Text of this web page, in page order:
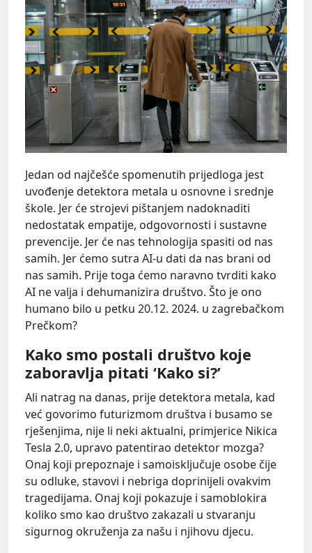
Jedan od najčešće spomenutih prijedloga jest
uvođenje detektora metala u osnovne i srednje
škole. Jer će strojevi pištanjem nadoknaditi
nedostatak empatije, odgovornosti i sustavne
prevencije. Jer će nas tehnologija spasiti od nas
samih. Jer ćemo sutra AI-u dati da nas brani od
nas samih. Prije toga ćemo naravno tvrditi kako
AI ne valja i dehumanizira društvo. Što je ono
humano bilo u petku 20.12. 2024. u zagrebačkom
Prečkom?
Kako smo postali društvo koje
zaboravlja pitati ‘Kako si?’
Ali natrag na danas, prije detektora metala, kad
već govorimo futurizmom društva i busamo se
rješenjima, nije li neki aktualni, primjerice Nikica
Tesla 2.0, upravo patentirao detektor mozga?
Onaj koji prepoznaje i samoisključuje osobe čije
su odluke, stavovi i nebriga doprinijeli ovakvim
tragedijama. Onaj koji pokazuje i samoblokira
koliko smo kao društvo zakazali u stvaranju
sigurnog okruženja za našu i njihovu djecu.